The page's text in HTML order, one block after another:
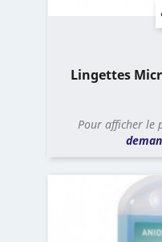
Lingettes
Pour afficher le